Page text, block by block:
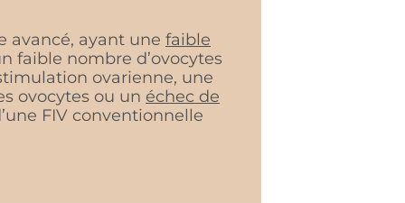
avancé, ayant une faible
faible nombre d’ovocytes
ovarienne, une
ovocytes ou un échec de
FIV conventionnelle